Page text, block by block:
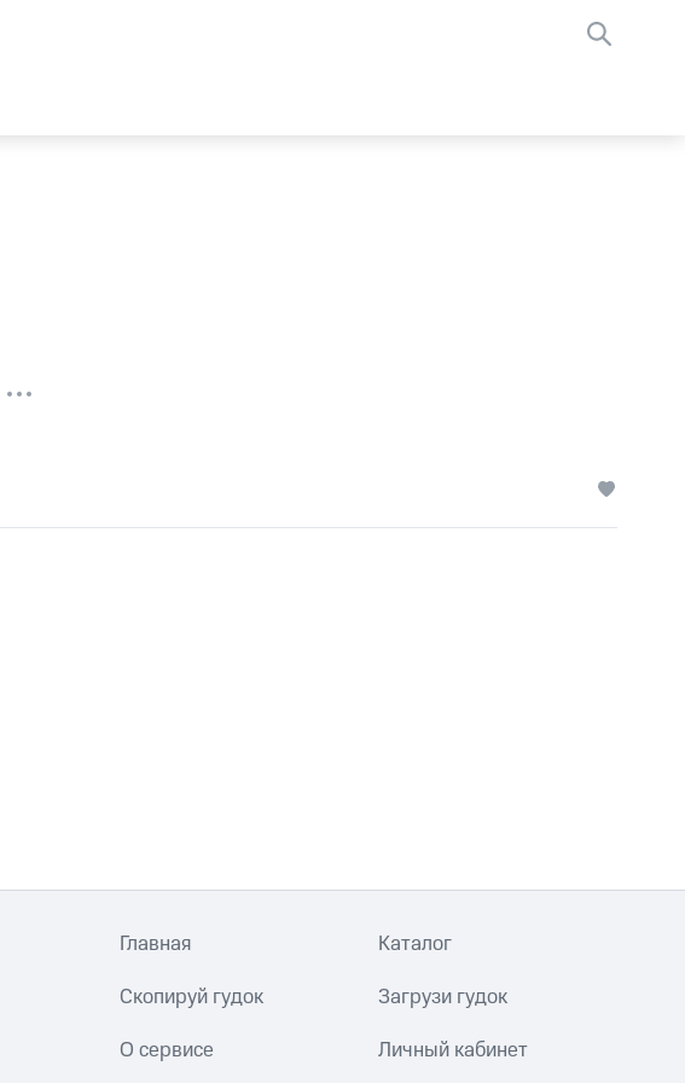
Главная Каталог
Скопируй гудок Загрузи гудок
О сервисе Личный кабинет